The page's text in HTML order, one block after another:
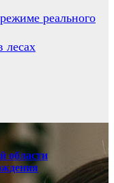
реального
лесах
области